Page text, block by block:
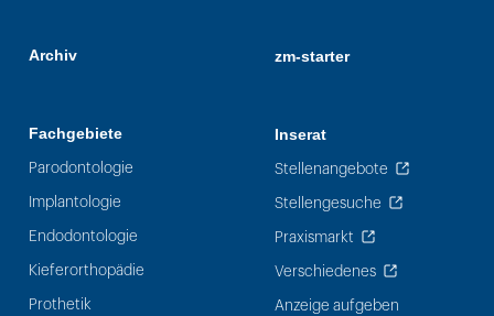
Archiv
Fachgebiete
Parodontologie
Implantologie
Endodontologie
Kieferorthopädie
Prothetik
zm-starter
Inserat
Stellenangebote
Stellengesuche
Praxismarkt
Verschiedenes
Anzeige aufgeben